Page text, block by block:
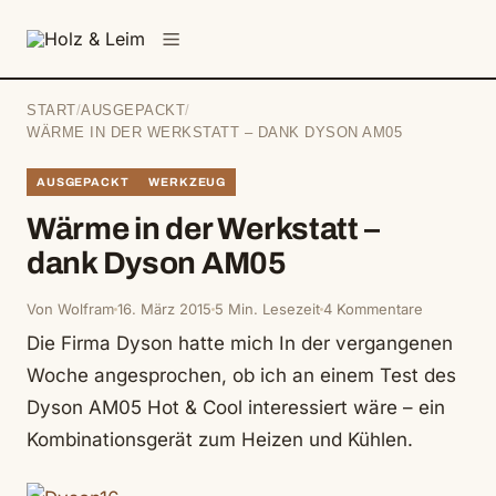
START /AUSGEPACKT /
WÄRME IN DER WERKSTATT – DANK DYSON AM05
AUSGEPACKT WERKZEUG
Wärme in der Werkstatt –
dank Dyson AM05
Von Wolfram16. März 2015 5 Min. Lesezeit4 Kommentare
Die Firma Dyson hatte mich In der vergangenen
Woche angesprochen, ob ich an einem Test des
Dyson AM05 Hot & Cool interessiert wäre – ein
Kombinationsgerät zum Heizen und Kühlen.